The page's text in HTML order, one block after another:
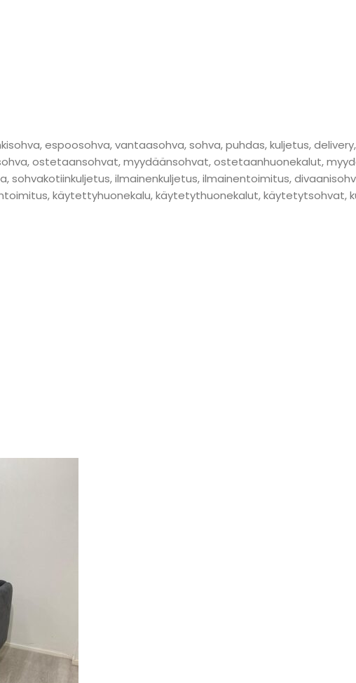
espoosohva, vantaasohva, sohva, puhdas, kuljetus,
ostetaansohvat, myydäänsohvat, ostetaanhuonekalut,
sohvakotiinkuljetus, ilmainenkuljetus, ilmainentoimitus,
käytettyhuonekalu, käytetythuonekalut, käytetytsohvat,